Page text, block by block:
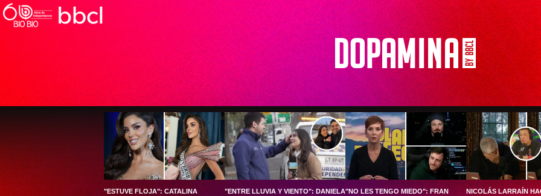
"ESTUVE FLOJA": CATALINA
"ENTRE LLUVIA Y VIENTO": DANIELA"NO LES TENGO MIEDO": FRAN
NICOLÁS LARRAÍN